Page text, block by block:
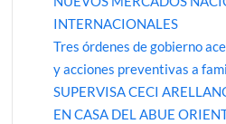
INTERNACIONALES
Tres órdenes de gobierno
y acciones preventivas a
SUPERVISA CECI
EN CASA DEL ABUE